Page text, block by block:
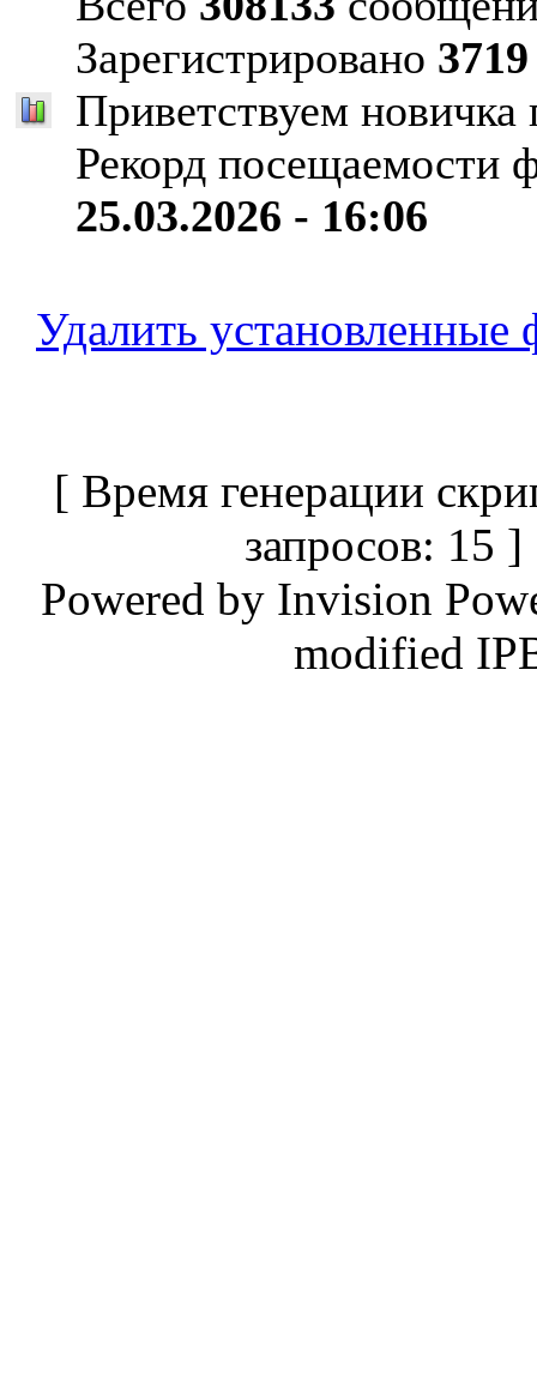
Зарегистрировано 3719
Приветствуем
Рекорд посещаемости
25.03.2026 - 16:06
Удалить
[ Время генерации
запросов:
Powered by Invision
modified